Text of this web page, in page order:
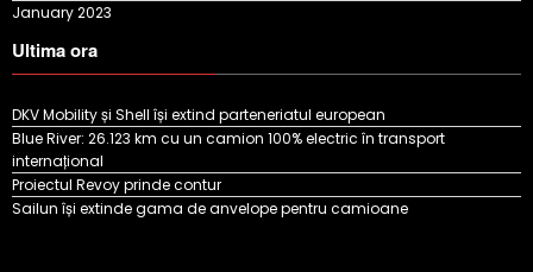
January 2023
Ultima ora
DKV Mobility și Shell își extind parteneriatul european
Blue River: 26.123 km cu un camion 100% electric în transport
internațional
Proiectul Revoy prinde contur
Sailun își extinde gama de anvelope pentru camioane